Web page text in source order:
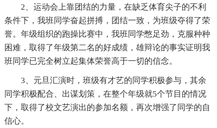
2、运动会上靠团结的力量，在缺乏体育尖子的不利
条件下，我班同学奋起拼搏，团结一致，为班级夺得了荣
誉。年级组织的跑操比赛中，我班同学憋足劲，克服种种
困难，取得了年级第二名的好成绩，雄辩论的事实证明我
班同学已完全树立起集体荣誉高于一切的信念。
3、元旦汇演时，班级有才艺的同学积极参与，其余
同学积极配合、出谋划策，在整个年级就5个节目的情况
下，取得了校文艺演出的参加名额，再次增强了同学的自
信心。